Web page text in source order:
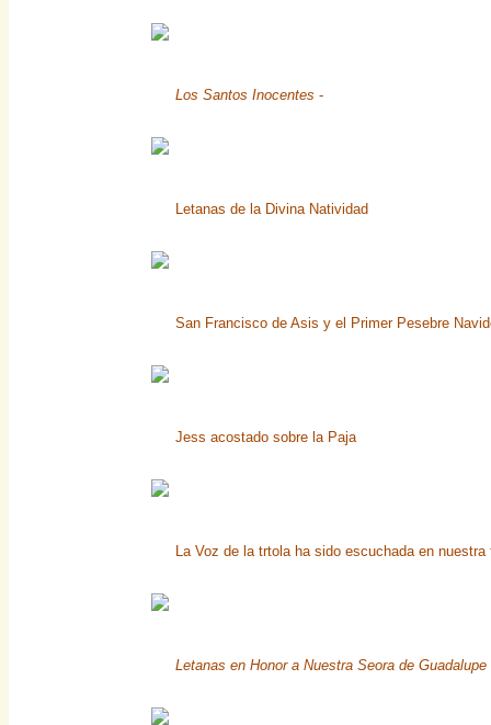
Los Santos Inocentes -
Letanas de la Divina Natividad
San Francisco de Asis y el Primer Pesebre
Jess acostado sobre la Paja
La Voz de la trtola ha sido escuchada en nuestra
Letanas en Honor a Nuestra Seora de Guadalupe